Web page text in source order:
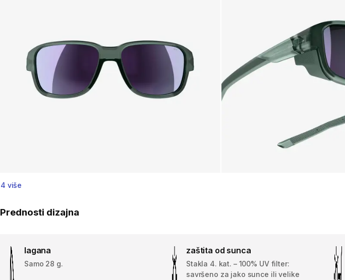
4 više
Prednosti dizajna
lagana
Samo 28 g.
zaštita od sunca
Stakla 4. kat. – 100% UV filter:
savršeno za jako sunce ili velike